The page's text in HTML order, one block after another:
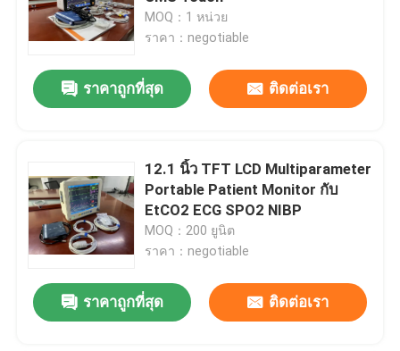
MOQ：1 หน่วย
ราคา：negotiable
ราคาถูกที่สุด ติดต่อเรา
12.1 นิ้ว TFT LCD Multiparameter
Portable Patient Monitor กับ
EtCO2 ECG SPO2 NIBP
MOQ：200 ยูนิต
ราคา：negotiable
ราคาถูกที่สุด ติดต่อเรา